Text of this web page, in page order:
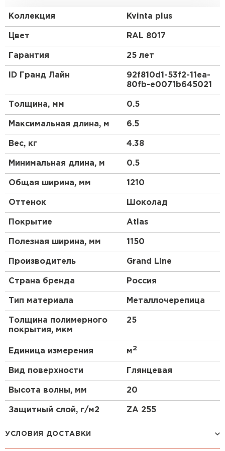
домиками.
Преимущества:
Геометрия волны и высота ступеньки 30 мм
повторяют профиль натуральной черепицы.
3D рез, повторяющий геометрию волны.
Коллекция Kvinta plus
Цвет RAL 8017
Гарантия 25 лет
ID Гранд Лайн
92f810d1-53f2-11ea-
80fb-e0071b645021
Толщина, мм 0.5
Максимальная длина, м 6.5
Вес, кг 4.38
Минимальная длина, м 0.5
Общая ширина, мм 1210
Оттенок Шоколад
Покрытие Atlas
Полезная ширина, мм 1150
Производитель Grand Line
Страна бренда Россия
Тип материала Металлочерепица
Толщина полимерного
покрытия, мкм
25
Единица измерения м2
Вид поверхности Глянцевая
Высота волны, мм 20
Защитный слой, г/м2 ZA 255
УСЛОВИЯ ДОСТАВКИ